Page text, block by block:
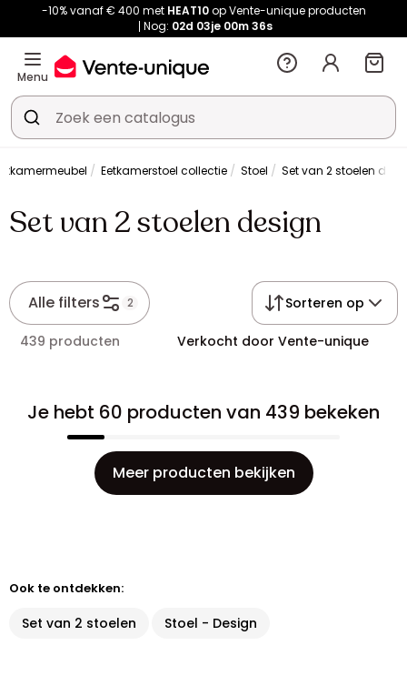
-10% vanaf € 400 met HEAT10op Vente-unique producten
Nog: 02d 03je 00m 36s
Menu
Eetkamerstoel collectie Stoel Set van 2 stoelen
Set van 2 stoelen design
Alle filters 2 Sorteren op
439 producten Verkocht door Vente-unique
Je hebt 60 producten van 439 bekeken
Meer producten bekijken
Ook te ontdekken:
Set van 2 stoelen Stoel - Design